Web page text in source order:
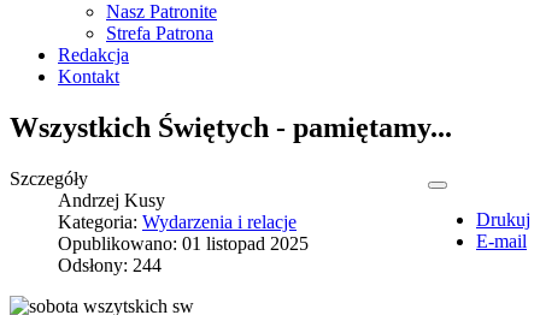
Nasz Patronite
Strefa Patrona
Redakcja
Kontakt
Wszystkich Świętych - pamiętamy...
Drukuj
E-mail
Szczegóły
Andrzej Kusy
Kategoria: Wydarzenia i relacje
Opublikowano: 01 listopad 2025
Odsłony: 244